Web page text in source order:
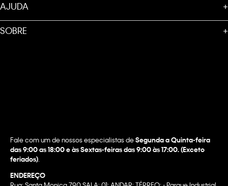
AJUDA +
SOBRE +
Fale com um de nossos especialistas deSegunda a Quinta-feira
das 9:00 as 18:00 e às Sextas-feiras das 9:00 às 17:00. (Exceto
feriados)
ENDEREÇO